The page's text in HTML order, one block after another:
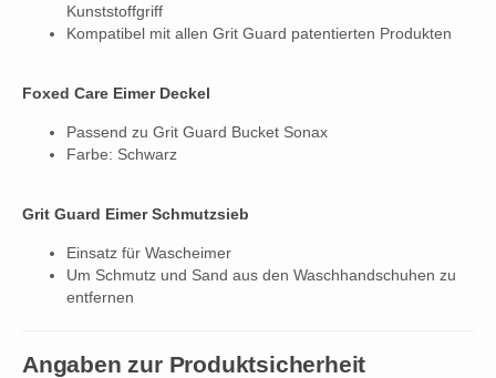
Kunststoffgriff
Kompatibel mit allen Grit Guard patentierten Produkten
Foxed Care Eimer Deckel
Passend zu Grit Guard Bucket Sonax
Farbe: Schwarz
Grit Guard Eimer Schmutzsieb
Einsatz für Wascheimer
Um Schmutz und Sand aus den Waschhandschuhen zu
entfernen
Angaben zur Produktsicherheit